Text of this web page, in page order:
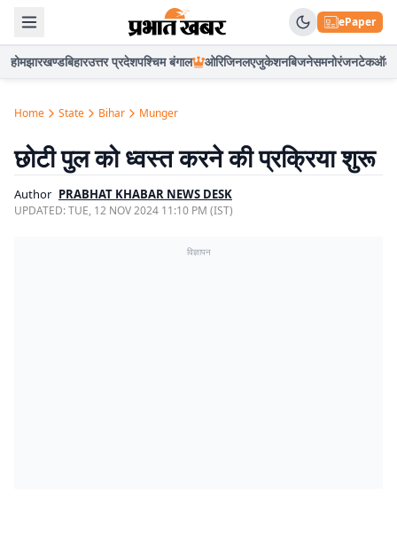
ePaper
होमझारखण्डबिहारउत्तर प्रदेशपश्चिम बंगाल ओरिजिनलएजुकेशनबिजनेसमनोरंजनटेकऑटो
Home State Bihar Munger
छोटी पुल को ध्वस्त करने की प्रक्रिया शुरू
Author PRABHAT KHABAR NEWS DESK
UPDATED:TUE, 12 NOV 2024 11:10 PM (IST)
विज्ञापन